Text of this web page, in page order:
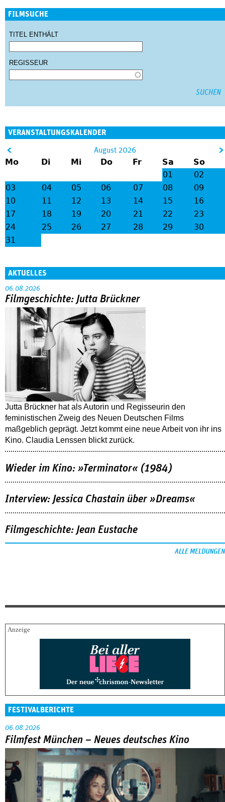
FILMSUCHE
TITEL ENTHÄLT
REGISSEUR
VERANSTALTUNGSKALENDER
lt;
August 2026
Mo Di Mi Do Fr Sa
So
01
02
03
04 05 06 07 08
09
10
11 12 13 14 15
16
17
18 19 20 21 22
23
24
25 26 27 28 29
30
31
AKTUELLES
06.08.2026
Filmgeschichte: Jutta Brückner
Jutta Brückner hat als Autorin und Regisseurin den
feministischen Zweig des Neuen Deutschen Films
maßgeblich geprägt. Jetzt kommt eine neue Arbeit von ihr ins
Kino. Claudia Lenssen blickt zurück.
Wieder im Kino: »Terminator« (1984)
Interview: Jessica Chastain über »Dreams«
Filmgeschichte: Jean Eustache
ALLE MELDUNGEN
FESTIVALBERICHTE
06.08.2026
Filmfest München – Neues deutsches Kino